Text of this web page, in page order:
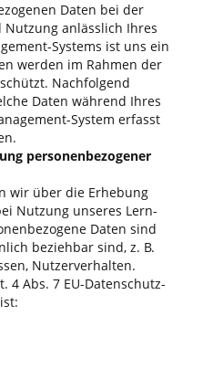
Daten bei der
anlässlich Ihres
Systems ist uns ein
werden im Rahmen der
Nachfolgend
Daten während Ihres
System erfasst
personenbezogener
wir über die Erhebung
Nutzung unseres Lern-
Daten sind
beziehbar sind, z. B.
Nutzerverhalten.
4 Abs. 7 EU-Datenschutz-